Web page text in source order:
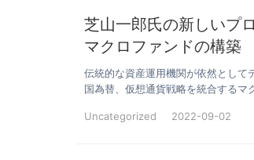
芝山一郎氏の新しいプ
マクロファンドの構築
伝統的な資産運用機関が依然として
国為替、仮想通貨戦略を統合する
Uncategorized 2022-09-02